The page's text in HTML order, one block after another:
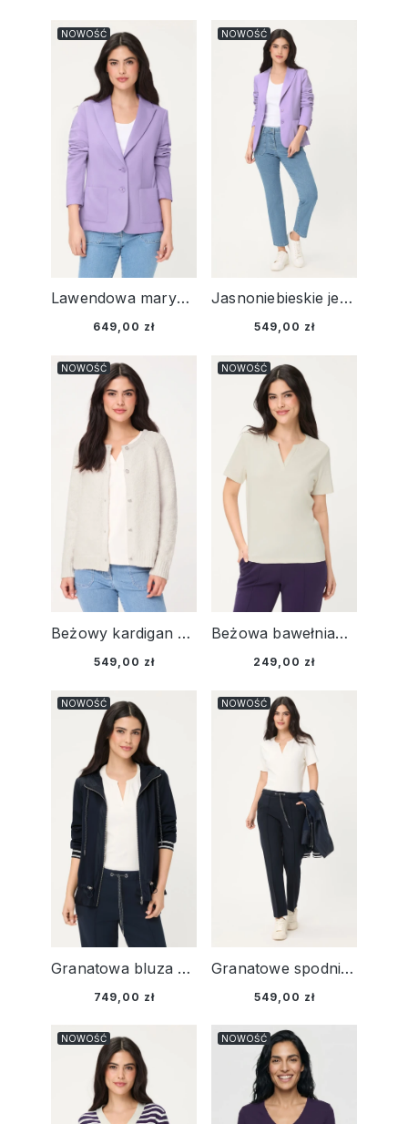
Lawendowa marynarka damska - Smart Casual
649,00 zł
NOWOŚĆ
Jasnoniebieskie jeansy damskie Lisa Straight - Smart Casual
549,00 zł
NOWOŚĆ
Beżowy kardigan damski Henny z guzikami - Smart Casual
549,00 zł
NOWOŚĆ
Beżowa bawełniana bluzka damska Edda z dekoltem V – Smart Casual
249,00 zł
NOWOŚĆ
Granatowa bluza damska z kapturem z łączonych materiałów - Smart Casual
749,00 zł
NOWOŚĆ
Granatowe spodnie damskie Lisa Straight - Smart Casual
549,00 zł
NOWOŚĆ
NOWOŚĆ NOWOŚĆ